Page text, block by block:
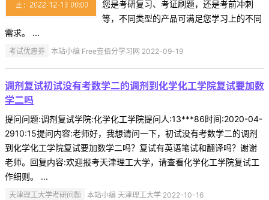
您是考研复习、考证刷题，还是考前冲刺
等，不同类型的产品可满足您学习上的不同
需求。 ...
考试优惠券 本站小编 Free壹佰分学习网 2022-09-19
调剂复试初试没有考数学二的调剂到化学化工学院复试要加数
学二吗
提问问题:调剂复试学院:化学化工学院提问人:13***86时间:2020-04-
2910:15提问内容:老师好，我想请问一下，初试没有考数学二的调剂
到化学化工学院复试要加数学二吗？复试有英语笔试和翻译吗？谢谢
老师。回复内容:欢迎报考天津理工大学，请查看化学化工学院复试工
作细则。 ...
天津理工大学考研问题 本站小编 天津理工大学 2022-10-16